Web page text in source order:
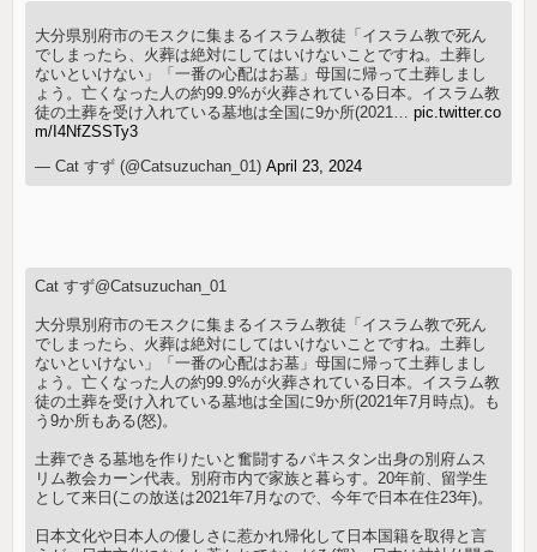
大分県別府市のモスクに集まるイスラム教徒「イスラム教で死ん
でしまったら、火葬は絶対にしてはいけないことですね。土葬し
ないといけない」「一番の心配はお墓」母国に帰って土葬しまし
ょう。亡くなった人の約99.9%が火葬されている日本。イスラム教
徒の土葬を受け入れている墓地は全国に9か所(2021…pic.twitter.co
m/I4NfZSSTy3
— Cat すず (@Catsuzuchan_01)April 23, 2024
Cat すず@Catsuzuchan_01
大分県別府市のモスクに集まるイスラム教徒「イスラム教で死ん
でしまったら、火葬は絶対にしてはいけないことですね。土葬し
ないといけない」「一番の心配はお墓」母国に帰って土葬しまし
ょう。亡くなった人の約99.9%が火葬されている日本。イスラム教
徒の土葬を受け入れている墓地は全国に9か所(2021年7月時点)。も
う9か所もある(怒)。
土葬できる墓地を作りたいと奮闘するパキスタン出身の別府ムス
リム教会カーン代表。別府市内で家族と暮らす。20年前、留学生
として来日(この放送は2021年7月なので、今年で日本在住23年)。
日本文化や日本人の優しさに惹かれ帰化して日本国籍を取得と言